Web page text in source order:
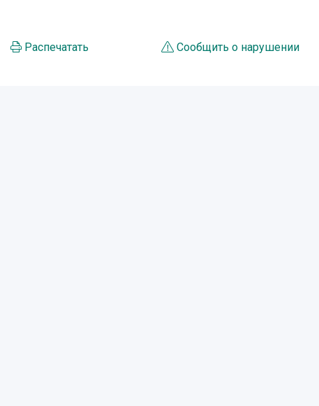
Распечатать Сообщить о нарушении